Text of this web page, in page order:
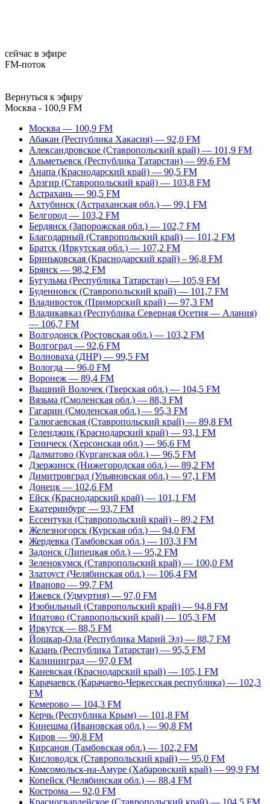
сейчас в эфире
FM-поток
Вернуться к эфиру
Москва - 100,9 FM
Москва — 100,9 FM
Абакан (Республика Хакасия) — 92,0 FM
Александровское (Ставропольский край) — 101,9 FM
Альметьевск (Республика Татарстан) — 99,6 FM
Анапа (Краснодарский край) — 90,5 FM
Арзгир (Ставропольский край) — 103,8 FM
Астрахань — 90,5 FM
Ахтубинск (Астраханская обл.) — 99,1 FM
Белгород — 103,2 FM
Бердянск (Запорожская обл.) — 102,7 FM
Благодарный (Ставропольский край) — 101,2 FM
Братск (Иркутская обл.) — 107,2 FM
Бриньковская (Краснодарский край) – 96,8 FM
Брянск — 98,2 FM
Бугульма (Республика Татарстан) — 105,9 FM
Буденновск (Ставропольский край) — 101,7 FM
Владивосток (Приморский край) — 97,3 FM
Владикавказ (Республика Северная Осетия — Алания)
— 106,7 FM
Волгодонск (Ростовская обл.) — 103,2 FM
Волгоград — 92,6 FM
Волноваха (ДНР) — 99,5 FM
Вологда — 96,0 FM
Воронеж — 89,4 FM
Вышний Волочек (Тверская обл.) — 104,5 FM
Вязьма (Смоленская обл.) — 88,3 FM
Гагарин (Смоленская обл.) — 95,3 FM
Галюгаевская (Ставропольский край) — 89,8 FM
Геленджик (Краснодарский край) — 93,1 FM
Геническ (Херсонская обл.) — 96,6 FM
Далматово (Курганская обл.) — 96,5 FM
Дзержинск (Нижегородская обл.) — 89,2 FM
Димитровград (Ульяновская обл.) — 97,1 FM
Донецк — 102,6 FM
Ейск (Краснодарский край) — 101,1 FM
Екатеринбург — 93,7 FM
Ессентуки (Ставропольский край) – 89,2 FM
Железногорск (Курская обл.) — 94,0 FM
Жердевка (Тамбовская обл.) — 103,3 FM
Задонск (Липецкая обл.) — 95,2 FM
Зеленокумск (Ставропольский край) — 100,0 FM
Златоуст (Челябинская обл.) — 106,4 FM
Иваново — 99,7 FM
Ижевск (Удмуртия) — 97,0 FM
Изобильный (Ставропольский край) — 94,8 FM
Ипатово (Ставропольский край) — 105,3 FM
Иркутск — 88,5 FM
Йошкар-Ола (Республика Марий Эл) — 88,7 FM
Казань (Республика Татарстан) — 95,5 FM
Калининград — 97,0 FM
Каневская (Краснодарский край) — 105,1 FM
Карачаевск (Карачаево-Черкесская республика) — 102,3
FM
Кемерово — 104,3 FM
Керчь (Республика Крым) — 101,8 FM
Кинешма (Ивановская обл.) — 90,8 FM
Киров — 90,8 FM
Кирсанов (Тамбовская обл.) — 102,2 FM
Кисловодск (Ставропольский край) — 95,0 FM
Комсомольск-на-Амуре (Хабаровский край) — 99,9 FM
Копейск (Челябинская обл.) — 88,4 FM
Кострома — 92,0 FM
Красногвардейское (Ставропольский край) — 104,5 FM